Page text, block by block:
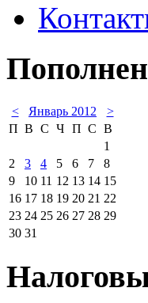
< Январь 2012
>
П В С Ч П С В
1
2
3 4 5 6 7
8
9
10 11 12 13 14 15
16 17 18 19 20 21 22
23 24 25 26 27 28 29
30 31